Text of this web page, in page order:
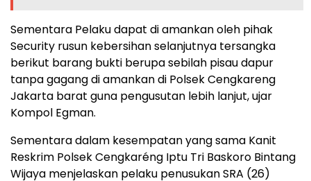
Sementara Pelaku dapat di amankan oleh pihak
Security rusun kebersihan selanjutnya tersangka
berikut barang bukti berupa sebilah pisau dapur
tanpa gagang di amankan di Polsek Cengkareng
Jakarta barat guna pengusutan lebih lanjut, ujar
Kompol Egman.
Sementara dalam kesempatan yang sama Kanit
Reskrim Polsek Cengkaréng Iptu Tri Baskoro Bintang
Wijaya menjelaskan pelaku penusukan SRA (26)